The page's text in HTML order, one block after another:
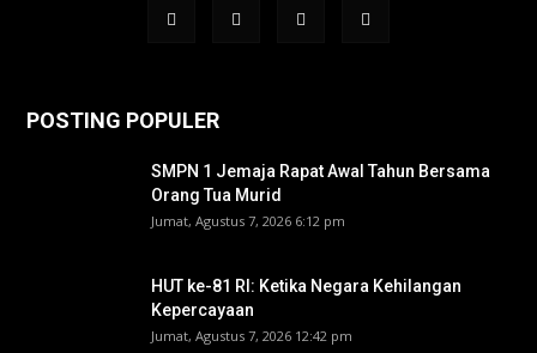
POSTING POPULER
SMPN 1 Jemaja Rapat Awal Tahun Bersama
Orang Tua Murid ‎
Jumat, Agustus 7, 2026 6:12 pm
HUT ke-81 RI: Ketika Negara Kehilangan
Kepercayaan
Jumat, Agustus 7, 2026 12:42 pm